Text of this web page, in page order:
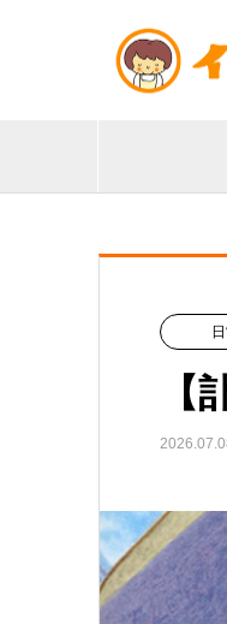
【